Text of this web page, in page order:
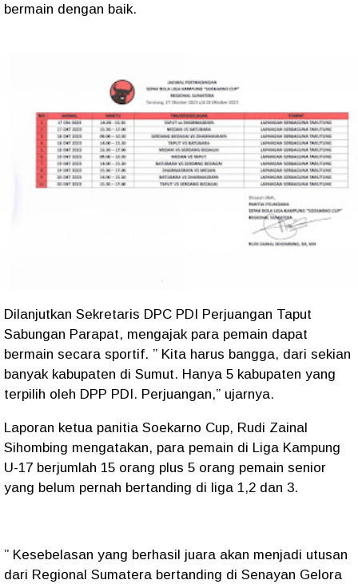
bermain dengan baik.
Dilanjutkan Sekretaris DPC PDI Perjuangan Taput
Sabungan Parapat, mengajak para pemain dapat
bermain secara sportif. ” Kita harus bangga, dari sekian
banyak kabupaten di Sumut. Hanya 5 kabupaten yang
terpilih oleh DPP PDI. Perjuangan,” ujarnya.
Laporan ketua panitia Soekarno Cup, Rudi Zainal
Sihombing mengatakan, para pemain di Liga Kampung
U-17 berjumlah 15 orang plus 5 orang pemain senior
yang belum pernah bertanding di liga 1,2 dan 3.
” Kesebelasan yang berhasil juara akan menjadi utusan
dari Regional Sumatera bertanding di Senayan Gelora